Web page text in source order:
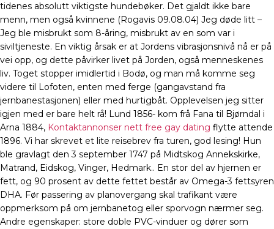
tidenes absolutt viktigste hundebøker. Det gjaldt ikke bare
menn, men også kvinnene (Rogavis 09.08.04) Jeg døde litt –
Jeg ble misbrukt som 8-åring, misbrukt av en som var i
siviltjeneste. En viktig årsak er at Jordens vibrasjonsnivå nå er på
vei opp, og dette påvirker livet på Jorden, også menneskenes
liv. Toget stopper imidlertid i Bodø, og man må komme seg
videre til Lofoten, enten med ferge (gangavstand fra
jernbanestasjonen) eller med hurtigbåt. Opplevelsen jeg sitter
igjen med er bare helt rå! Lund 1856- kom frå Fana til Bjørndal i
Arna 1884, Kontaktannonser nett free gay dating flytte attende
1896. Vi har skrevet et lite reisebrev fra turen, god lesing! Hun
ble gravlagt den 3 september 1747 på Midtskog Annekskirke,
Matrand, Eidskog, Vinger, Hedmark.. En stor del av hjernen er
fett, og 90 prosent av dette fettet består av Omega-3 fettsyren
DHA. Før passering av planovergang skal trafikant være
oppmerksom på om jernbanetog eller sporvogn nærmer seg.
Andre egenskaper: store doble PVC-vinduer og dører som